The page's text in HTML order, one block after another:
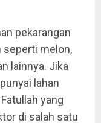
pekarangan
seperti melon,
lainnya. Jika
lahan
yang
di salah satu